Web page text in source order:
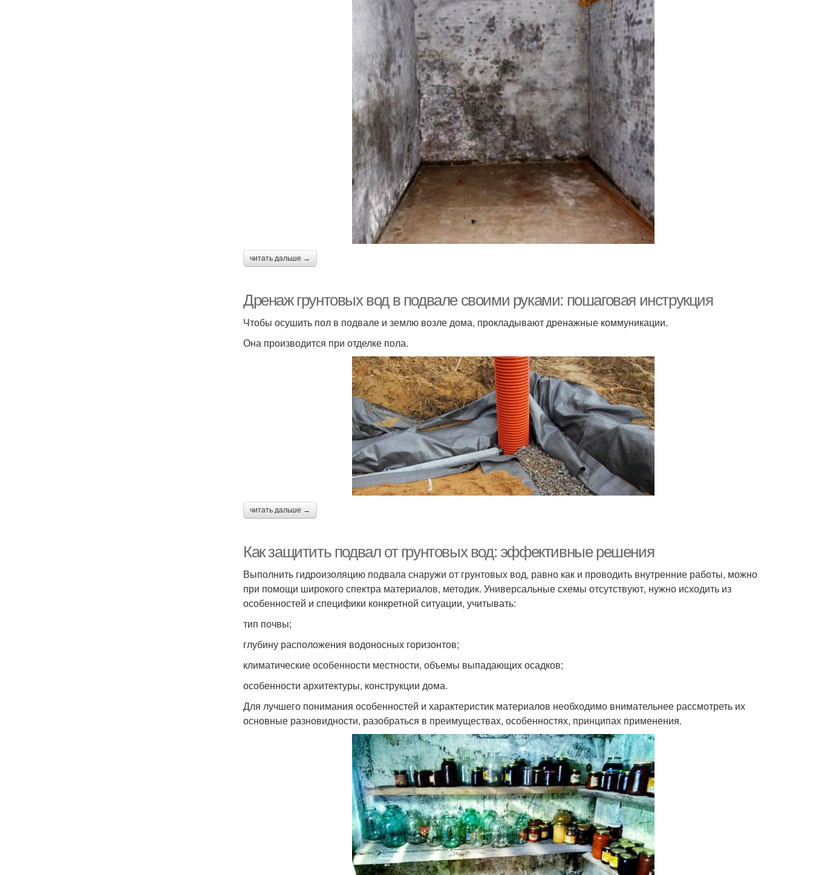
читать дальше →
Дренаж грунтовых вод в подвале своими руками: пошаговая инструкция
Чтобы осушить пол в подвале и землю возле дома, прокладывают дренажные коммуникации.
Она производится при отделке пола.
читать дальше →
Как защитить подвал от грунтовых вод: эффективные решения
Выполнить гидроизоляцию подвала снаружи от грунтовых вод, равно как и проводить внутренние работы, можно
при помощи широкого спектра материалов, методик. Универсальные схемы отсутствуют, нужно исходить из
особенностей и специфики конкретной ситуации, учитывать:
тип почвы;
глубину расположения водоносных горизонтов;
климатические особенности местности, объемы выпадающих осадков;
особенности архитектуры, конструкции дома.
Для лучшего понимания особенностей и характеристик материалов необходимо внимательнее рассмотреть их
основные разновидности, разобраться в преимуществах, особенностях, принципах применения.